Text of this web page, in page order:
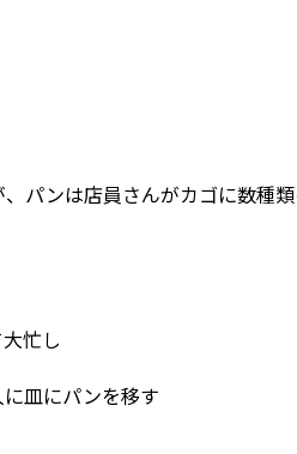
パンは店員さんがカゴに数種
忙し
皿にパンを移す